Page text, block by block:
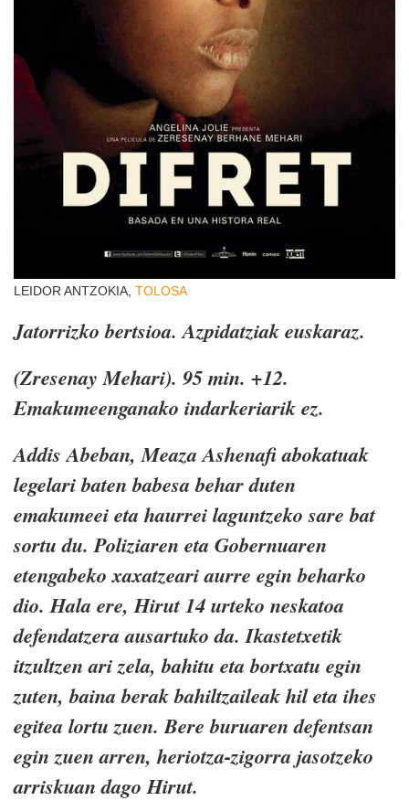
LEIDOR ANTZOKIA, TOLOSA
Jatorrizko bertsioa. Azpidatziak euskaraz.
(Zresenay Mehari). 95 min. +12.
Emakumeenganako indarkeriarik ez.
Addis Abeban, Meaza Ashenafi abokatuak
legelari baten babesa behar duten
emakumeei eta haurrei laguntzeko sare bat
sortu du. Poliziaren eta Gobernuaren
etengabeko xaxatzeari aurre egin beharko
dio. Hala ere, Hirut 14 urteko neskatoa
defendatzera ausartuko da. Ikastetxetik
itzultzen ari zela, bahitu eta bortxatu egin
zuten, baina berak bahiltzaileak hil eta ihes
egitea lortu zuen. Bere buruaren defentsan
egin zuen arren, heriotza-zigorra jasotzeko
arriskuan dago Hirut.